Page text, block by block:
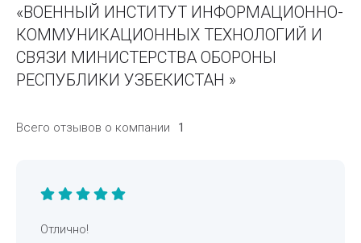
«ВОЕННЫЙ ИНСТИТУТ ИНФОРМАЦИОННО-
КОММУНИКАЦИОННЫХ ТЕХНОЛОГИЙ И
СВЯЗИ МИНИСТЕРСТВА ОБОРОНЫ
РЕСПУБЛИКИ УЗБЕКИСТАН »
Всего отзывов о компании 1
Отлично!